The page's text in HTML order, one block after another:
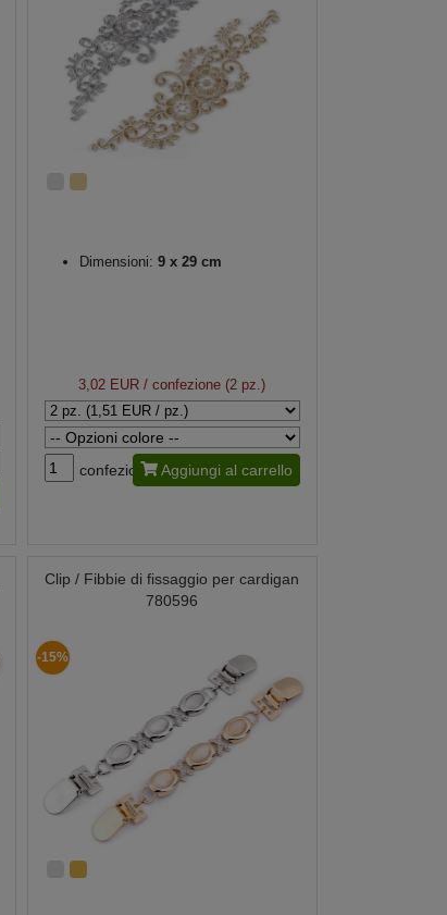
Dimensioni: 9 x 29 cm
3,02 EUR / confezione (2 pz.)
confezione Aggiungi al carrello
Clip / Fibbie di fissaggio per cardigan
780596
-15%